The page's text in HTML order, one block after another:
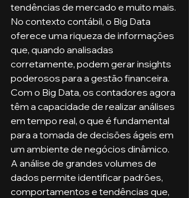
tendências de mercado e muito mais.
No contexto contábil, o Big Data
oferece uma riqueza de informações
que, quando analisadas
corretamente, podem gerar insights
poderosos para a gestão financeira.
Com o Big Data, os contadores agora
têm a capacidade de realizar análises
em tempo real, o que é fundamental
para a tomada de decisões ágeis em
um ambiente de negócios dinâmico.
A análise de grandes volumes de
dados permite identificar padrões,
comportamentos e tendências que,